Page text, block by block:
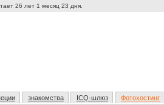
26 лет 1 месяц 23 дня.
знакомства ICQ-шлюз Фотохостинг